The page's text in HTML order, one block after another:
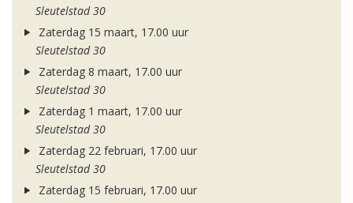
Sleutelstad 30
Zaterdag 15 maart, 17.00 uur
Sleutelstad 30
Zaterdag 8 maart, 17.00 uur
Sleutelstad 30
Zaterdag 1 maart, 17.00 uur
Sleutelstad 30
Zaterdag 22 februari, 17.00 uur
Sleutelstad 30
Zaterdag 15 februari, 17.00 uur